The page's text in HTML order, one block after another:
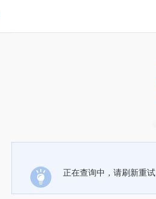
正在查询中，请刷新重试